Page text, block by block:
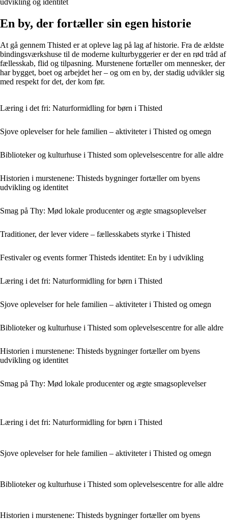
En by, der fortæller sin egen historie
At gå gennem Thisted er at opleve lag på lag af historie. Fra de ældste
bindingsværkshuse til de moderne kulturbyggerier er der en rød tråd af
fællesskab, flid og tilpasning. Murstenene fortæller om mennesker, der
har bygget, boet og arbejdet her – og om en by, der stadig udvikler sig
med respekt for det, der kom før.
Læring i det fri: Naturformidling for børn i Thisted
Sjove oplevelser for hele familien – aktiviteter i Thisted og omegn
Biblioteker og kulturhuse i Thisted som oplevelsescentre for alle aldre
Historien i murstenene: Thisteds bygninger fortæller om byens
udvikling og identitet
Smag på Thy: Mød lokale producenter og ægte smagsoplevelser
Traditioner, der lever videre – fællesskabets styrke i Thisted
Festivaler og events former Thisteds identitet: En by i udvikling
Læring i det fri: Naturformidling for børn i Thisted
Sjove oplevelser for hele familien – aktiviteter i Thisted og omegn
Biblioteker og kulturhuse i Thisted som oplevelsescentre for alle aldre
Historien i murstenene: Thisteds bygninger fortæller om byens
udvikling og identitet
Smag på Thy: Mød lokale producenter og ægte smagsoplevelser
Læring i det fri: Naturformidling for børn i Thisted
Sjove oplevelser for hele familien – aktiviteter i Thisted og omegn
Biblioteker og kulturhuse i Thisted som oplevelsescentre for alle aldre
Historien i murstenene: Thisteds bygninger fortæller om byens